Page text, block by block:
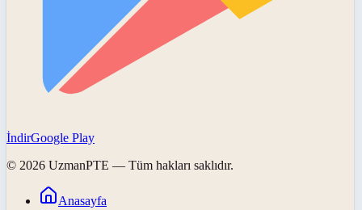
İndirGoogle Play
© 2026 UzmanPTE — Tüm hakları saklıdır.
Anasayfa